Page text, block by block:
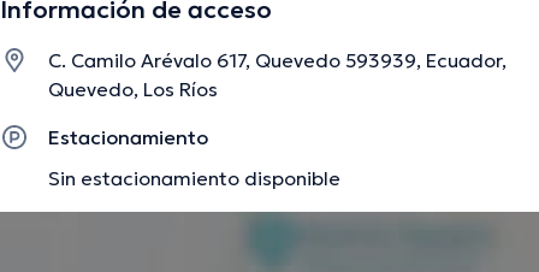
Información de acceso
C. Camilo Arévalo 617, Quevedo 593939, Ecuador,
Quevedo, Los Ríos
Estacionamiento
Sin estacionamiento disponible